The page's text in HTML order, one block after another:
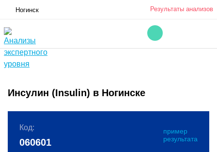
Ногинск Результаты анализов
Инсулин (Insulin) в Ногинске
Код:
пример
результата
060601